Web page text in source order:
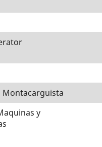
Montacarguista
y